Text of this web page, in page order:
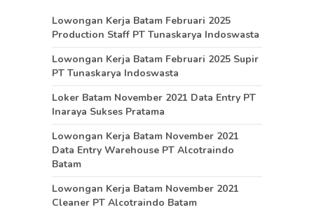
Lowongan Kerja Batam Februari 2025
Production Staff PT Tunaskarya Indoswasta
Lowongan Kerja Batam Februari 2025 Supir
PT Tunaskarya Indoswasta
Loker Batam November 2021 Data Entry PT
Inaraya Sukses Pratama
Lowongan Kerja Batam November 2021
Data Entry Warehouse PT Alcotraindo
Batam
Lowongan Kerja Batam November 2021
Cleaner PT Alcotraindo Batam